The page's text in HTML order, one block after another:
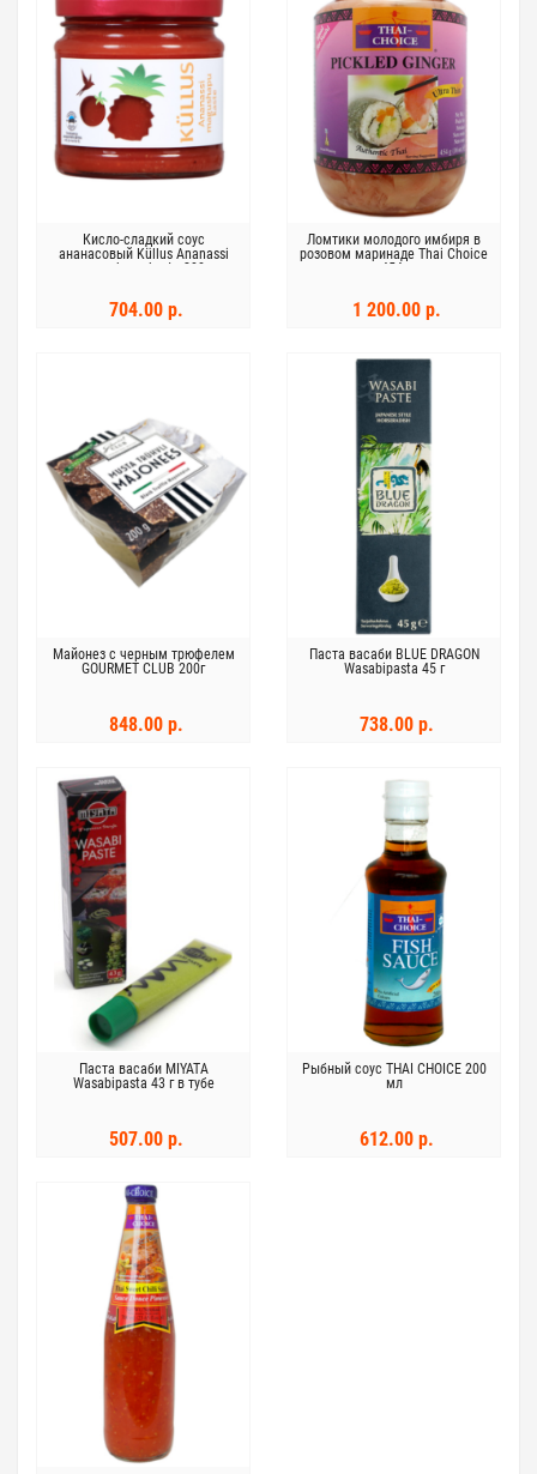
Кисло-сладкий соус
ананасовый Küllus Ananassi
magushapu kaste 200г
704.00 р.
Ломтики молодого имбиря в
розовом маринаде Thai Choice
454г
1 200.00 р.
Майонез с черным трюфелем
GOURMET CLUB 200г
848.00 р.
Паста васаби BLUE DRAGON
Wasabipasta 45 г
738.00 р.
Паста васаби MIYATA
Wasabipasta 43 г в тубе
507.00 р.
Рыбный соус THAI CHOICE 200
мл
612.00 р.